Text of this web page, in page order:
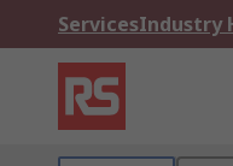
ServicesIndustry